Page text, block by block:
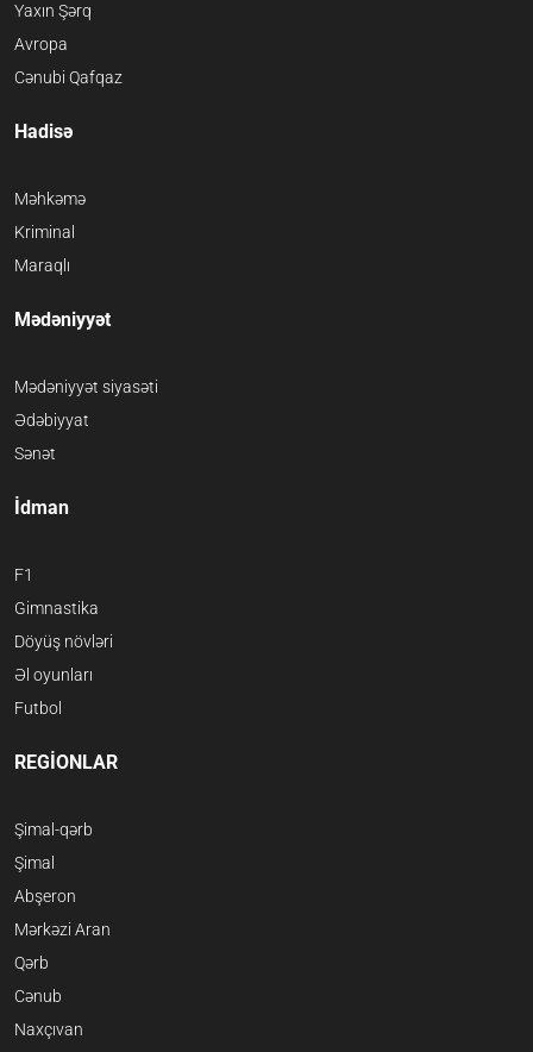
Yaxın Şərq
Avropa
Cənubi Qafqaz
Hadisə
Məhkəmə
Kriminal
Maraqlı
Mədəniyyət
Mədəniyyət siyasəti
Ədəbiyyat
Sənət
İdman
F1
Gimnastika
Döyüş növləri
Əl oyunları
Futbol
REGİONLAR
Şimal-qərb
Şimal
Abşeron
Mərkəzi Aran
Qərb
Cənub
Naxçıvan